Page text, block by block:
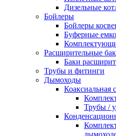
Дизельные
Бойлеры
Бойлеры
Буферные
Расширительные
Баки
Трубы и фитинги
Дымоходы
Коаксиальная
Трубы /